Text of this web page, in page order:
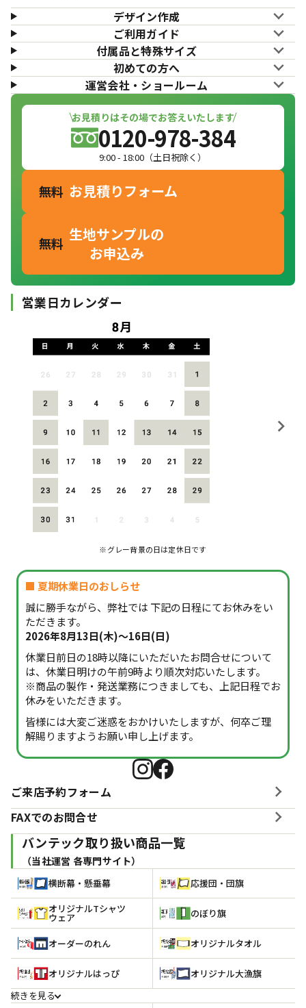
デザイン作成
ご利用ガイド
付属品と特殊サイズ
初めての方へ
運営会社・ショールーム
お見積りはその場でお答えいたします
0120-978-384
9:00 - 18:00（土日祝除く）
無料 お見積りフォーム
無料 生地サンプルの
お申込み
営業日カレンダー
※グレー背景の日は定休日です
■ 夏期休業日のおしらせ
誠に勝手ながら、弊社では 下記の日程にてお休みをい
ただきます。
2026年8月13日(木)～16日(日)
休業日前日の18時以降にいただいたお問合せについて
は、休業日明けの午前9時より順次対応いたします。
※商品の製作・発送業務につきましても、上記日程でお
休みをいただきます。
皆様には大変ご迷惑をおかけいたしますが、何卒ご理
解賜りますようお願い申し上げます。
ご来店予約フォーム
FAXでのお問合せ
バンテック取り扱い商品一覧
（当社運営 各専門サイト）
横断幕・懸垂幕
応援団・団旗
オリジナルTシャツ
ウェア のぼり旗
オーダーのれん オリジナルタオル
オリジナルはっぴ
オリジナル大漁旗
続きを見る